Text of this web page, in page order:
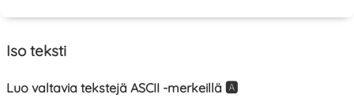
Iso teksti
Luo valtavia tekstejä ASCII -merkeillä 🅰️